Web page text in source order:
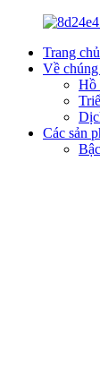
Trang chủ
Về
Hồ
Các sản